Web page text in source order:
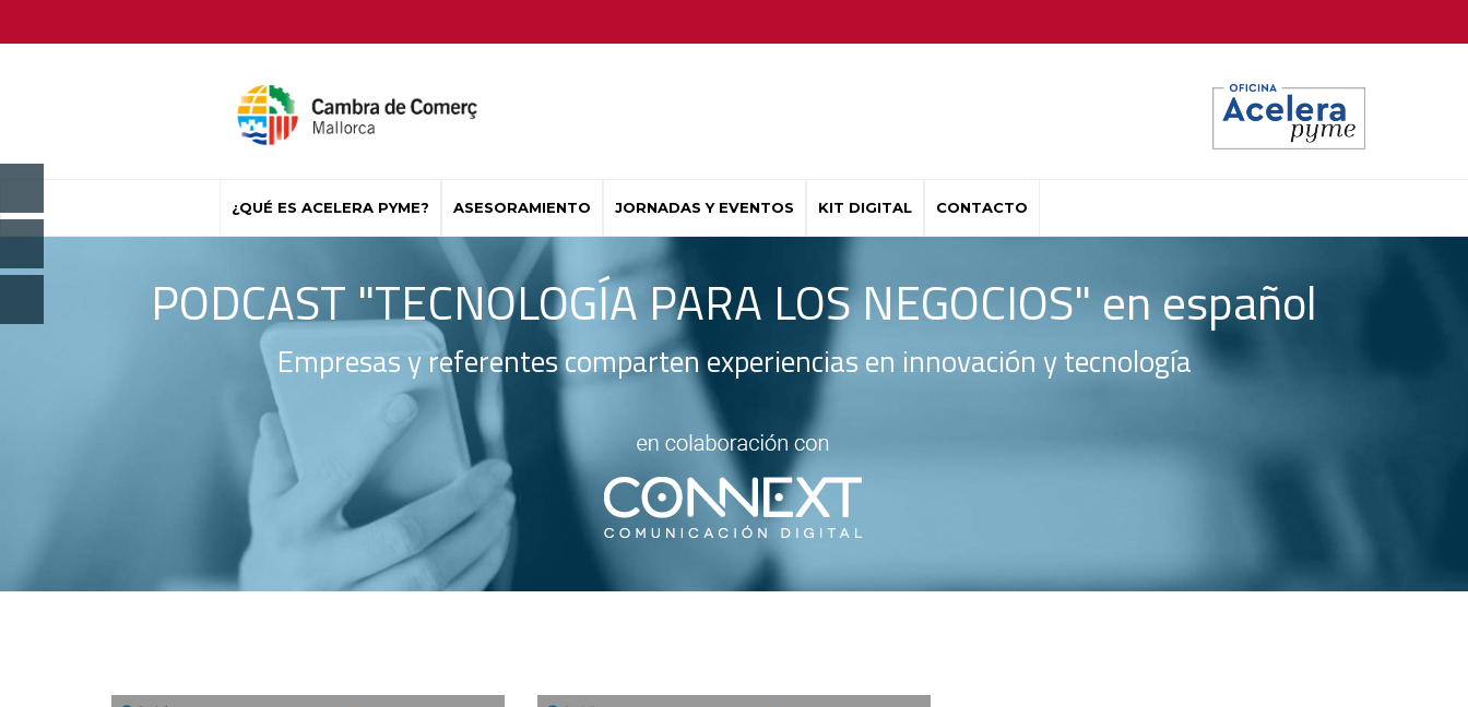
¿QUÉ ES ACELERA PYME? ASESORAMIENTO JORNADAS Y EVENTOS KIT DIGITAL CONTACTO
PODCAST "TECNOLOGÍA PARA LOS NEGOCIOS" en español
Empresas y referentes comparten experiencias en innovación y tecnología